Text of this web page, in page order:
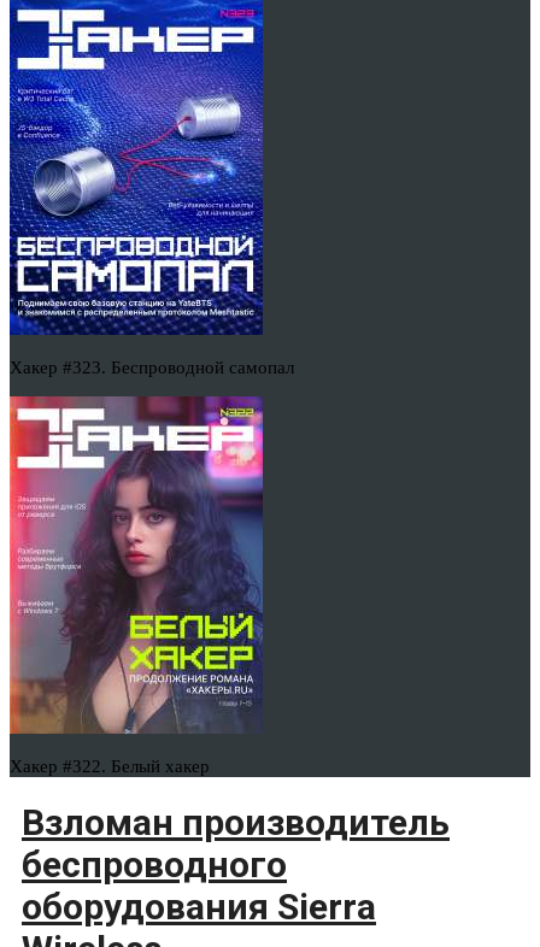
Хакер #323. Беспроводной самопал
Хакер #322. Белый хакер
Взломан производитель
беспроводного
оборудования Sierra